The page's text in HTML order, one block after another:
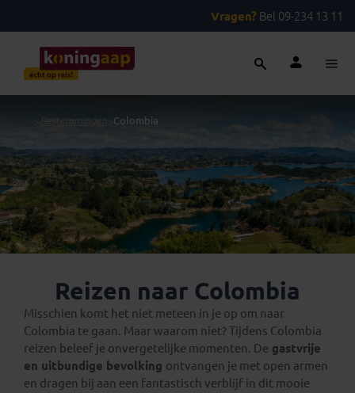
Vragen? Bel 09-234 13 11
> Bestemmingen >Colombia
Reizen naar Colombia
Misschien komt het niet meteen in je op om naar
Colombia te gaan. Maar waarom niet? Tijdens Colombia
reizen beleef je onvergetelijke momenten. De gastvrije
en uitbundige bevolking ontvangen je met open armen
en dragen bij aan een fantastisch verblijf in dit mooie